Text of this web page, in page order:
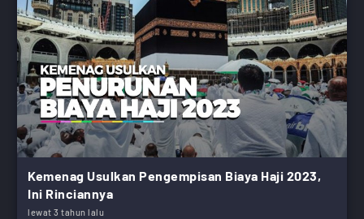
Kemenag Usulkan Pengempisan Biaya Haji 2023,
Ini Rinciannya
lewat 3 tahun lalu